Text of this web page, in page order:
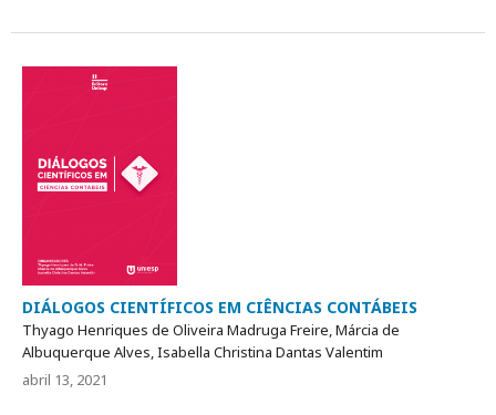
DIÁLOGOS CIENTÍFICOS EM CIÊNCIAS CONTÁBEIS
Thyago Henriques de Oliveira Madruga Freire, Márcia de
Albuquerque Alves, Isabella Christina Dantas Valentim
abril 13, 2021